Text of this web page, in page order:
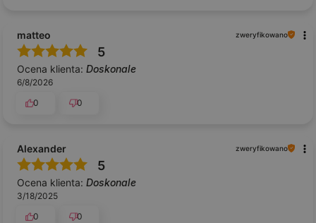
matteo zweryfikowano
5
Ocena klienta: Doskonale
6/8/2026
0
0
Alexander zweryfikowano
5
Ocena klienta: Doskonale
3/18/2025
0
0